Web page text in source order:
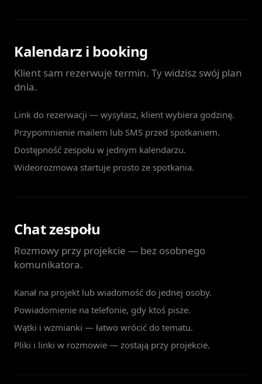
Kalendarz i booking
Klient sam rezerwuje termin. Ty widzisz swój plan
dnia.
Link do rezerwacji — wysyłasz, klient wybiera godzinę.
Przypomnienie mailem lub SMS przed spotkaniem.
Dostępność zespołu w jednym kalendarzu.
Wideorozmowa startuje prosto ze spotkania.
Chat zespołu
Rozmowy przy projekcie — bez osobnego
komunikatora.
Kanał na projekt lub wiadomość do jednej osoby.
Powiadomienie na telefonie, gdy ktoś pisze.
Wątki i wzmianki — łatwo wrócić do tematu.
Pliki i linki w rozmowie — zostają przy projekcie.